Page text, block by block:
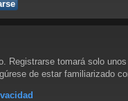
Registrarse tomará solo
de estar familiarizado